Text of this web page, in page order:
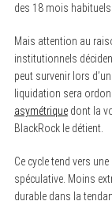
des 18 mois habituels.
Mais attention au
institutionnels
peut survenir lors
liquidation sera
asymétriquedont la
BlackRock le détient.
Ce cycle tend vers
spéculative. Moins
durable dans la